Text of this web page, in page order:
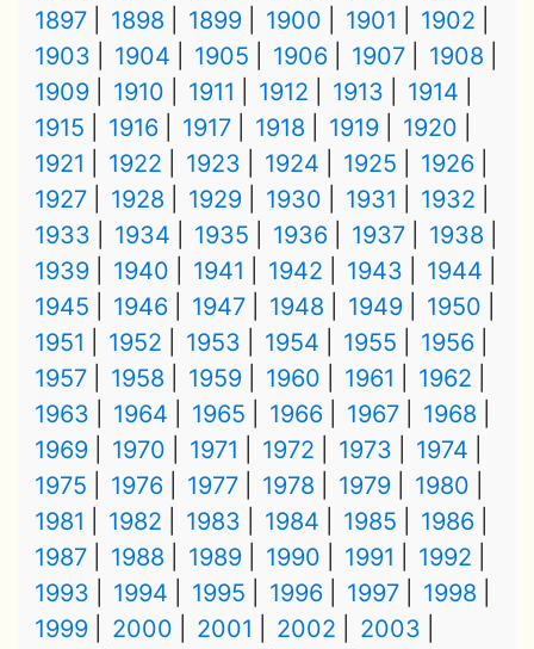
1897
1898 1899 1900 1901
1902
1903
1904 1905 1906 1907
1908
1909
1910 1911 1912 1913
1914
1915
1916 1917 1918 1919
1920
1921
1922 1923 1924 1925
1926
1927
1928 1929 1930 1931
1932
1933
1934 1935 1936 1937
1938
1939
1940 1941 1942 1943
1944
1945
1946 1947 1948 1949
1950
1951
1952 1953 1954 1955
1956
1957
1958 1959 1960 1961
1962
1963
1964 1965 1966 1967
1968
1969
1970 1971 1972 1973
1974
1975
1976 1977 1978 1979
1980
1981
1982 1983 1984 1985
1986
1987
1988 1989 1990 1991
1992
1993
1994 1995 1996 1997
1998
1999
2000 2001 2002
2003